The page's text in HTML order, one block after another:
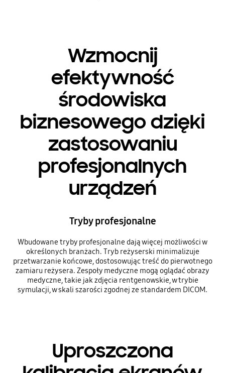
Wzmocnij
efektywność
środowiska
biznesowego dzięki
zastosowaniu
profesjonalnych
urządzeń
Tryby profesjonalne
Wbudowane tryby profesjonalne dają więcej możliwości w
określonych branżach. Tryb reżyserski minimalizuje
przetwarzanie końcowe, dostosowując treść do pierwotnego
zamiaru reżysera. Zespoły medyczne mogą oglądać obrazy
medyczne, takie jak zdjęcia rentgenowskie, w trybie
symulacji, w skali szarości zgodnej ze standardem DICOM.
Uproszczona